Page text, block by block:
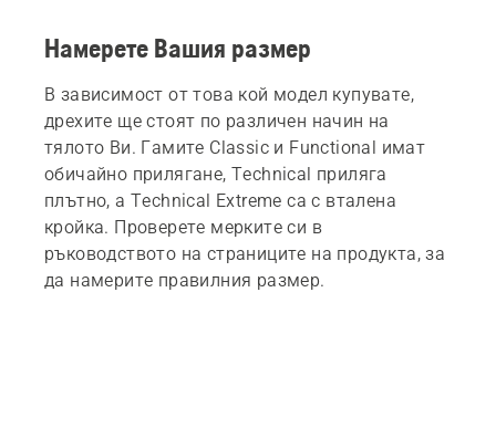
Намерете Вашия размер
В зависимост от това кой модел купувате,
дрехите ще стоят по различен начин на
тялото Ви. Гамите Classic и Functional имат
обичайно прилягане, Technical приляга
плътно, а Technical Extreme са с вталена
кройка. Проверете мерките си в
ръководството на страниците на продукта, за
да намерите правилния размер.